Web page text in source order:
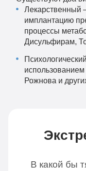
Лекарственный
имплантацию
процессы
Дисульфирам,
Рожнова и
В какой бы